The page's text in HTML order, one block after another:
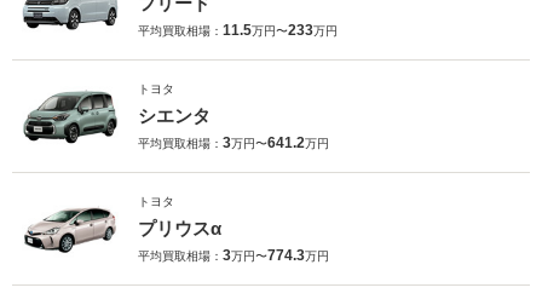
平均買取相場： 11.5万円〜233万円
トヨタ
シエンタ
平均買取相場： 3万円〜641.2万円
トヨタ
プリウスα
平均買取相場： 3万円〜774.3万円